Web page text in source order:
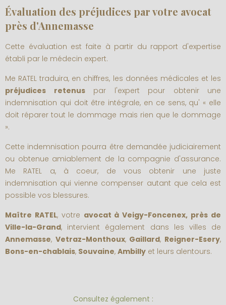
Évaluation des préjudices par votre avocat
près d'Annemasse
Cette évaluation est faite à partir du rapport d'expertise
établi par le médecin expert.
Me RATEL traduira, en chiffres, les données médicales et les
préjudices retenuspar l'expert pour obtenir une
indemnisation qui doit être intégrale, en ce sens, qu' « elle
doit réparer tout le dommage mais rien que le dommage
».
Cette indemnisation pourra être demandée judiciairement
ou obtenue amiablement de la compagnie d'assurance.
Me RATEL a, à coeur, de vous obtenir une juste
indemnisation qui vienne compenser autant que cela est
possible vos blessures.
Maître RATEL, votre avocat à Veigy-Foncenex, près de
Ville-la-Grand, intervient également dans les villes de
Annemasse, Vetraz-Monthoux, Gaillard, Reigner-Esery,
Bons-en-chablais, Souvaine, Ambilly et leurs alentours.
Consultez également :